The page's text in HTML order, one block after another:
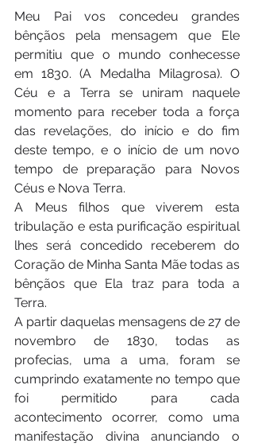
Meu Pai vos concedeu grandes
bênçãos pela mensagem que Ele
permitiu que o mundo conhecesse
em 1830. (A Medalha Milagrosa). O
Céu e a Terra se uniram naquele
momento para receber toda a força
das revelações, do início e do fim
deste tempo, e o início de um novo
tempo de preparação para Novos
Céus e Nova Terra.
A Meus filhos que viverem esta
tribulação e esta purificação espiritual
lhes será concedido receberem do
Coração de Minha Santa Mãe todas as
bênçãos que Ela traz para toda a
Terra.
A partir daquelas mensagens de 27 de
novembro de 1830, todas as
profecias, uma a uma, foram se
cumprindo exatamente no tempo que
foi permitido para cada
acontecimento ocorrer, como uma
manifestação divina anunciando o